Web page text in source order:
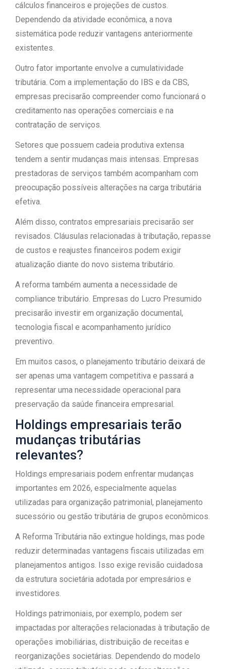
cálculos financeiros e projeções de custos.
Dependendo da atividade econômica, a nova
sistemática pode reduzir vantagens anteriormente
existentes.
Outro fator importante envolve a cumulatividade
tributária. Com a implementação do IBS e da CBS,
empresas precisarão compreender como funcionará o
creditamento nas operações comerciais e na
contratação de serviços.
Setores que possuem cadeia produtiva extensa
tendem a sentir mudanças mais intensas. Empresas
prestadoras de serviços também acompanham com
preocupação possíveis alterações na carga tributária
efetiva.
Além disso, contratos empresariais precisarão ser
revisados. Cláusulas relacionadas à tributação, repasse
de custos e reajustes financeiros podem exigir
atualização diante do novo sistema tributário.
A reforma também aumenta a necessidade de
compliance tributário. Empresas do Lucro Presumido
precisarão investir em organização documental,
tecnologia fiscal e acompanhamento jurídico
preventivo.
Em muitos casos, o planejamento tributário deixará de
ser apenas uma vantagem competitiva e passará a
representar uma necessidade operacional para
preservação da saúde financeira empresarial.
Holdings empresariais terão
mudanças tributárias
relevantes?
Holdings empresariais podem enfrentar mudanças
importantes em 2026, especialmente aquelas
utilizadas para organização patrimonial, planejamento
sucessório ou gestão tributária de grupos econômicos.
A Reforma Tributária não extingue holdings, mas pode
reduzir determinadas vantagens fiscais utilizadas em
planejamentos antigos. Isso exige revisão cuidadosa
da estrutura societária adotada por empresários e
investidores.
Holdings patrimoniais, por exemplo, podem ser
impactadas por alterações relacionadas à tributação de
operações imobiliárias, distribuição de receitas e
reorganizações societárias. Dependendo do modelo